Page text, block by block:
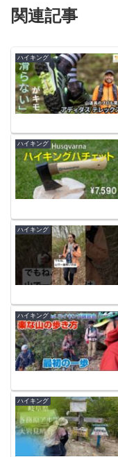
関連記事
ハイキング
ハイキング
ハイキング
ハイキング
ハイキング